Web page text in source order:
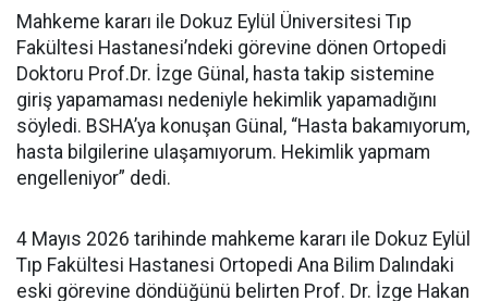
Mahkeme kararı ile Dokuz Eylül Üniversitesi Tıp
Fakültesi Hastanesi’ndeki görevine dönen Ortopedi
Doktoru Prof.Dr. İzge Günal, hasta takip sistemine
giriş yapamaması nedeniyle hekimlik yapamadığını
söyledi. BSHA’ya konuşan Günal, “Hasta bakamıyorum,
hasta bilgilerine ulaşamıyorum. Hekimlik yapmam
engelleniyor” dedi.
4 Mayıs 2026 tarihinde mahkeme kararı ile Dokuz Eylül
Tıp Fakültesi Hastanesi Ortopedi Ana Bilim Dalındaki
eski görevine döndüğünü belirten Prof. Dr. İzge Hakan